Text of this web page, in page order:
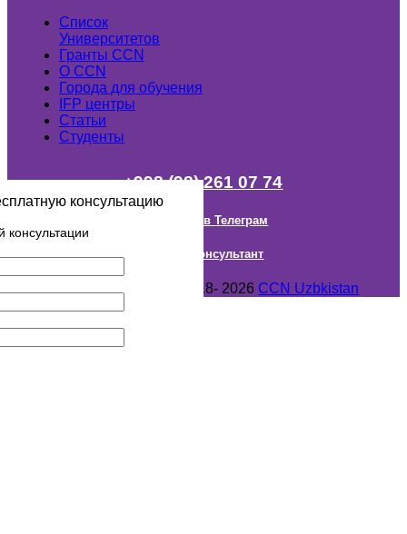
Список
Университетов
Гранты ССN
О ССN
Города для обучения
IFP центры
Статьи
Студенты
+998 (98) 261 07 74
Наш канал в Телеграм
Онлайн Консультант
Авторское право © 2018- 2026 CCN Uzbkistan
консультацию
консультации